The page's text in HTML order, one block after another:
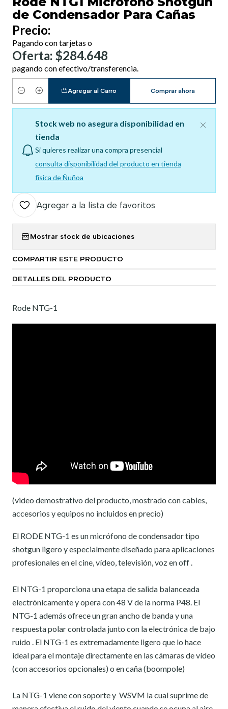
de Condensador Para Cañas
Precio:
Pagando con tarjetas o
Oferta: $284.648
pagando con efectivo/transferencia.
Cantidad
Agregar al Carro Comprar ahora
Stock web no asegura disponibilidad en
tienda
Si quieres realizar una compra presencial
consulta disponibilidad del producto en tienda
física de Ñuñoa
Agregar a la lista de favoritos
Mostrar stock de ubicaciones
COMPARTIR ESTE PRODUCTO
DETALLES DEL PRODUCTO
Rode NTG-1
(video demostrativo del producto, mostrado con cables,
accesorios y equipos no incluidos en precio)
El RODE NTG-1 es un micrófono de condensadortipo
shotgun ligero y especialmente diseñado para aplicaciones
profesionales enelcine,vídeo, televisión,voz en off .
El NTG-1 proporcionauna etapade salida balanceada
electrónicamenteyopera con48 Vde lanorma P48. El
NTG-1 además ofrece ungran ancho de banday una
respuestapolarcontrolada junto con la electrónicade bajo
ruido . El NTG-1 es extremadamente ligero que lo hace
idealparael montajedirectamenteen las cámaras de vídeo
(conaccesorios opcionales) o en caña (boompole)
La NTG-1 vieneconsoportey WSVM la cualsuprime de